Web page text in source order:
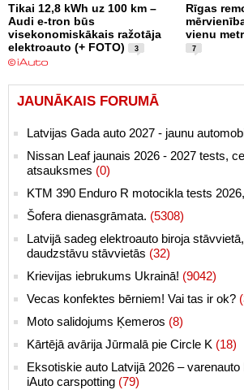
Tikai 12,8 kWh uz 100 km –
Audi e-tron būs
visekonomiskākais ražotāja
elektroauto (+ FOTO)
3
Rīgas
vienu
7
JAUNĀKAIS FORUMĀ
Latvijas Gada auto 2027 - jaunu
Nissan Leaf jaunais 2026 - 2027 tests,
atsauksmes (0)
KTM 390 Enduro R motocikla tests
Šofera dienasgrāmata. (5308)
Latvijā sadeg elektroauto biroja
daudzstāvu stāvvietās (32)
Krievijas iebrukums Ukrainā! (9042)
Vecas konfektes bērniem! Vai tas ir ok?
Moto salidojums Ķemeros (8)
Kārtējā avārija Jūrmalā pie Circle K (18)
Eksotiskie auto Latvijā 2026 –
iAuto carspotting (79)